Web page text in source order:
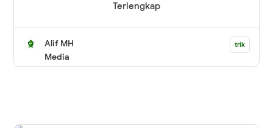
Terlengkap
Alif MH
Media
trik